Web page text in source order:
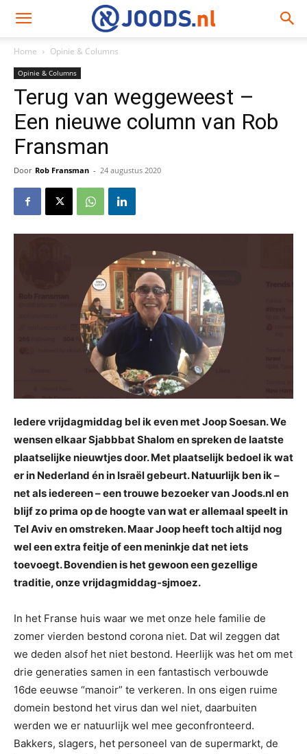
Home Opinie & Columns
Opinie & Columns
Terug van weggeweest –
Een nieuwe column van Rob
Fransman
Door Rob Fransman - 24 augustus 2020
Iedere vrijdagmiddag bel ik even met Joop Soesan. We
wensen elkaar Sjabbbat Shalom en spreken de laatste
plaatselijke nieuwtjes door. Met plaatselijk bedoel ik wat
er in Nederland én in Israël gebeurt. Natuurlijk ben ik –
net als iedereen – een trouwe bezoeker van Joods.nl en
blijf zo prima op de hoogte van wat er allemaal speelt in
Tel Aviv en omstreken. Maar Joop heeft toch altijd nog
wel een extra feitje of een meninkje dat net iets
toevoegt. Bovendien is het gewoon een gezellige
traditie, onze vrijdagmiddag-sjmoez.
In het Franse huis waar we met onze hele familie de
zomer vierden bestond corona niet. Dat wil zeggen dat
we deden alsof het niet bestond. Heerlijk was het om met
drie generaties samen in een fantastisch verbouwde
16de eeuwse “manoir” te verkeren. In ons eigen ruime
domein bestond het virus dan wel niet, daarbuiten
werden we er natuurlijk wel mee geconfronteerd.
Bakkers, slagers, het personeel van de supermarkt, de